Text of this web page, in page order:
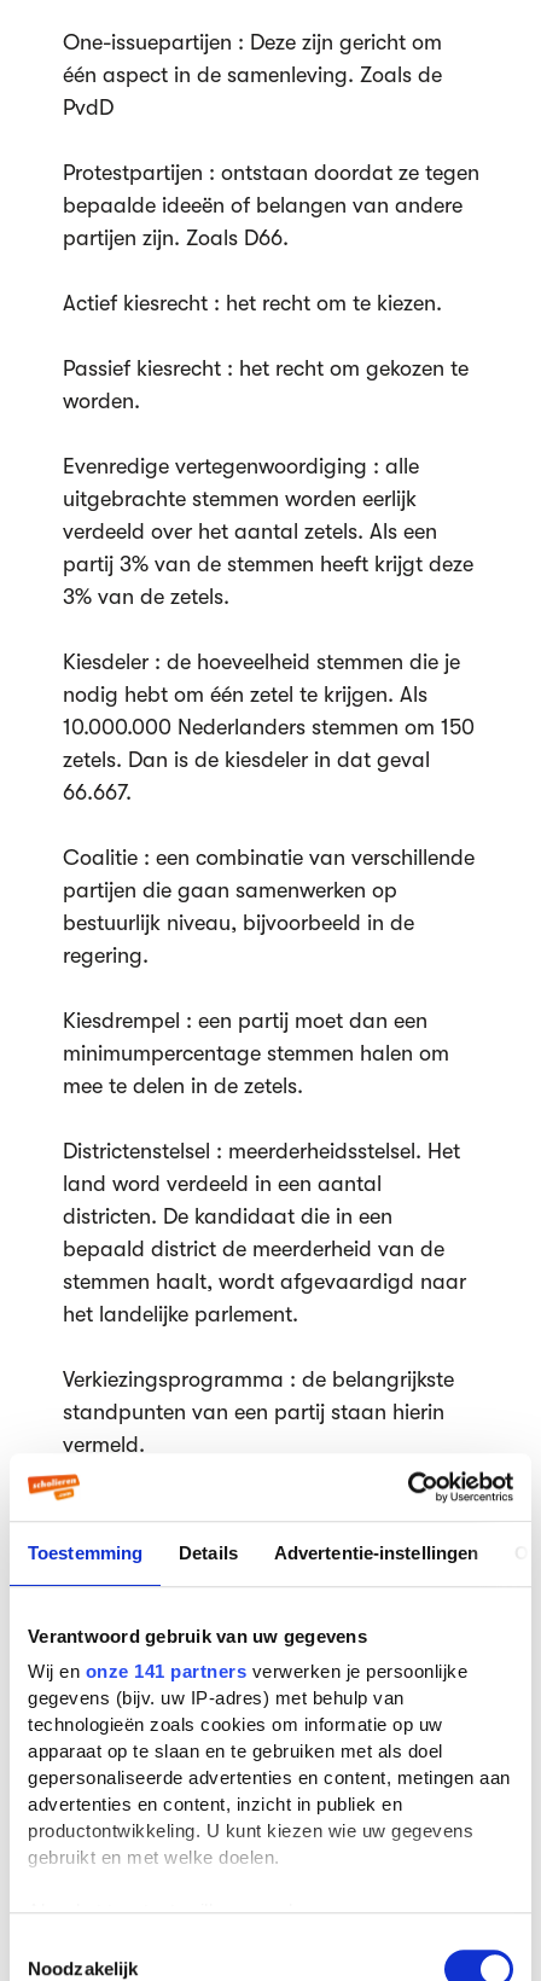
Toestemming Details Advertentie-instellingen
Verantwoord gebruik van uw gegevens
Wij en onze 141 partners verwerken je persoonlijke
gegevens (bijv. uw IP-adres) met behulp van
technologieën zoals cookies om informatie op uw
apparaat op te slaan en te gebruiken met als doel
gepersonaliseerde advertenties en content, metingen aan
advertenties en content, inzicht in publiek en
productontwikkeling. U kunt kiezen wie uw gegevens
gebruikt en met welke doelen.
Als u het toestaat, willen we ook graag:
locatie, die tot een paar meter nauwkeurig kan zijn
Noodzakelijk
One-issuepartijen : Deze zijn gericht om
één aspect in de samenleving. Zoals de
PvdD
Protestpartijen : ontstaan doordat ze tegen
bepaalde ideeën of belangen van andere
partijen zijn. Zoals D66.
Actief kiesrecht : het recht om te kiezen.
Passief kiesrecht : het recht om gekozen te
worden.
Evenredige vertegenwoordiging : alle
uitgebrachte stemmen worden eerlijk
verdeeld over het aantal zetels. Als een
partij 3% van de stemmen heeft krijgt deze
3% van de zetels.
Kiesdeler : de hoeveelheid stemmen die je
nodig hebt om één zetel te krijgen. Als
10.000.000 Nederlanders stemmen om 150
zetels. Dan is de kiesdeler in dat geval
66.667.
Coalitie : een combinatie van verschillende
partijen die gaan samenwerken op
bestuurlijk niveau, bijvoorbeeld in de
regering.
Kiesdrempel : een partij moet dan een
minimumpercentage stemmen halen om
mee te delen in de zetels.
Districtenstelsel : meerderheidsstelsel. Het
land word verdeeld in een aantal
districten. De kandidaat die in een
bepaald district de meerderheid van de
stemmen haalt, wordt afgevaardigd naar
het landelijke parlement.
Verkiezingsprogramma : de belangrijkste
standpunten van een partij staan hierin
vermeld.
kandidatenlijst en is het gezicht in
Voorkeursstemmen : kiezers stemmen als
het ware niet op een partij, maar op een
persoon. Als een kandidaat veel stemmen
heeft gekregen maakt hij kans op een
zetel.
Kabinet : bestaande uit ministers en
staatssecretarissen.
op basis van adviezen. Hij/zij onderzoekt